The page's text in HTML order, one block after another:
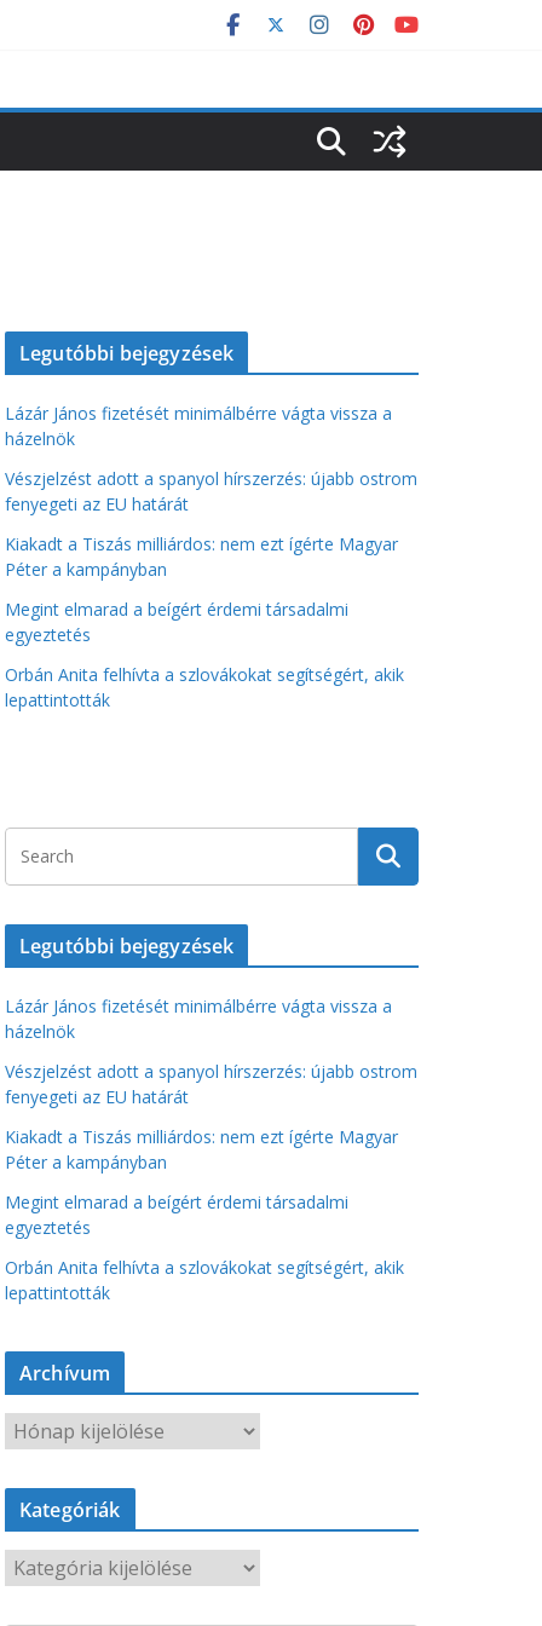
Legutóbbi bejegyzések
Lázár János fizetését minimálbérre vágta vissza a
házelnök
Vészjelzést adott a spanyol hírszerzés: újabb ostrom
fenyegeti az EU határát
Kiakadt a Tiszás milliárdos: nem ezt ígérte Magyar
Péter a kampányban
Megint elmarad a beígért érdemi társadalmi
egyeztetés
Orbán Anita felhívta a szlovákokat segítségért, akik
lepattintották
Legutóbbi bejegyzések
Lázár János fizetését minimálbérre vágta vissza a
házelnök
Vészjelzést adott a spanyol hírszerzés: újabb ostrom
fenyegeti az EU határát
Kiakadt a Tiszás milliárdos: nem ezt ígérte Magyar
Péter a kampányban
Megint elmarad a beígért érdemi társadalmi
egyeztetés
Orbán Anita felhívta a szlovákokat segítségért, akik
lepattintották
Archívum
r
c
í
Kategóriák
a